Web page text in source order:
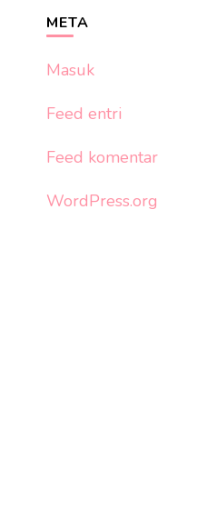
META
Masuk
Feed entri
Feed komentar
WordPress.org